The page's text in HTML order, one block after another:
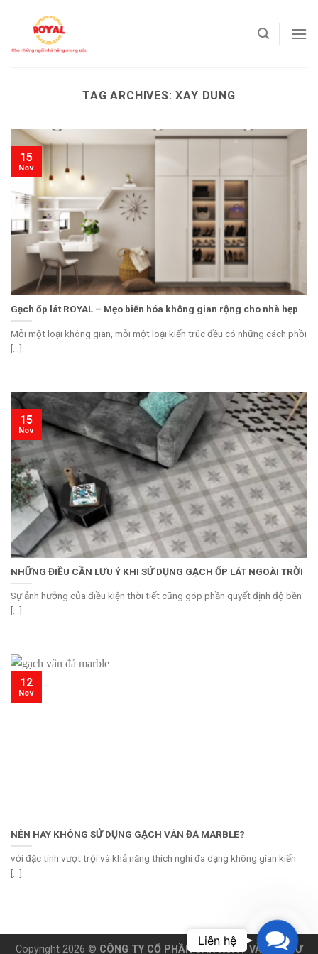
TAG ARCHIVES:XAY DUNG
Gạch ốp lát ROYAL – Mẹo biến hóa không gian rộng cho nhà hẹp
Mỗi một loại không gian, mỗi một loại kiến trúc đều có những cách phồi
[...]
15
Nov
NHỮNG ĐIỀU CẦN LƯU Ý KHI SỬ DỤNG GẠCH ỐP LÁT NGOÀI TRỜI
Sự ảnh hưởng của điều kiện thời tiết cũng góp phần quyết định độ bền
[...]
15
Nov
NÊN HAY KHÔNG SỬ DỤNG GẠCH VÂN ĐÁ MARBLE?
với đặc tính vượt trội và khả năng thích nghi đa dạng không gian kiến
[...]
12
Nov
Copyright 2026 © CÔNG TY CỔ PHẦN SẢN XUẤT VÀ ĐẦU TƯ